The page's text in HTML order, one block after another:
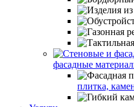
фасадные
плитка,